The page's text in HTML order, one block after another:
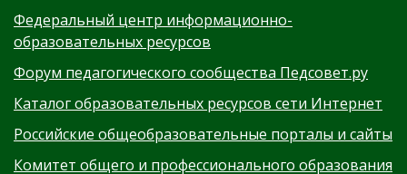
Федеральный центр информационно-
образовательных ресурсов
Форум педагогического сообщества Педсовет.ру
Каталог образовательных ресурсов сети Интернет
Российские общеобразовательные порталы и сайты
Комитет общего и профессионального образования